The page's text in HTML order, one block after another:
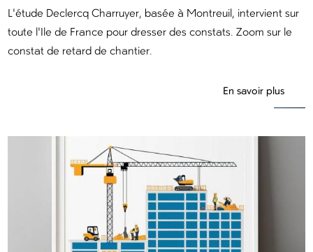
L'étude Declercq Charruyer, basée à Montreuil, intervient sur
toute l'Ile de France pour dresser des constats. Zoom sur le
constat de retard de chantier.
En savoir plus